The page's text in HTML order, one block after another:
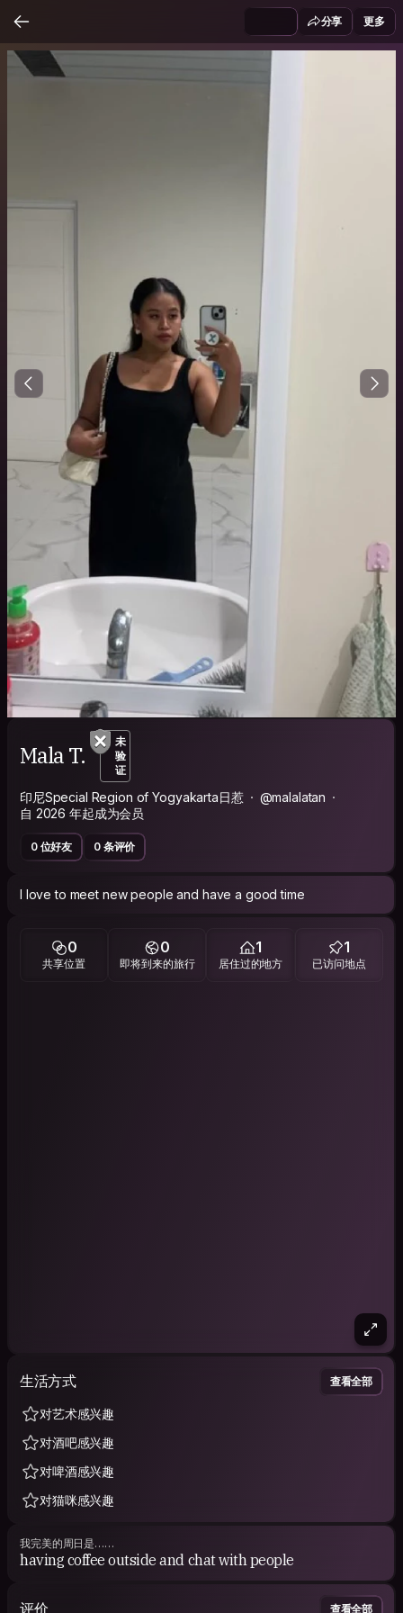
分享 更多
Mala T.
未
验
证
印尼Special Region of Yogyakarta日惹
@malalatan
自 2026 年起成为会员
0 位好友 0 条评价
I love to meet new people and have a good time
0
共享位置
0
即将到来的旅行
1
居住过的地方
1
已访问地点
生活方式 查看全部
对艺术感兴趣
对酒吧感兴趣
对啤酒感兴趣
对猫咪感兴趣
我完美的周日是……
having coffee outside and chat with people
评价 查看全部